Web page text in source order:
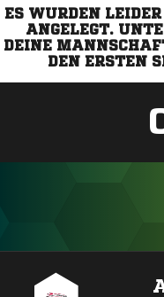
ES WURDEN
ANGELEGT.
DEINE
DEN ERSTEN